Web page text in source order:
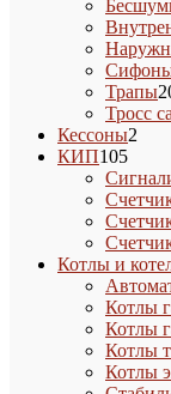
Трапы
Тросс
Кессоны2
КИП105105
Котлы и
Котлы
Котлы
Котлы
Котлы